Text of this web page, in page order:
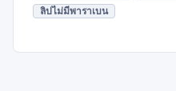
ลิปไม่มีพาราเบน